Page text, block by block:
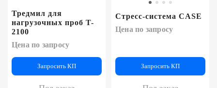
Тредмил для
нагрузочных проб T-
2100
Цена по запросу
Запросить КП
Cтресс-система CASE
Цена по запросу
Запросить КП